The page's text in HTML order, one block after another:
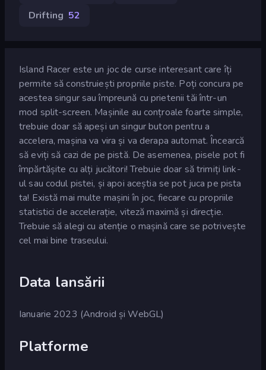
Drifting 52
Island Racer este un joc de curse interesant care îți
permite să construiești propriile piste. Poți concura pe
acestea singur sau împreună cu prietenii tăi într-un
mod split-screen. Mașinile au conțroale foarte simple,
trebuie doar să apeși un singur buton pentru a
accelera, mașina va vira și va derapa automat. Încearcă
să eviți să cazi de pe pistă. De asemenea, pisele pot fi
împărtășite cu alți jucători! Trebuie doar să trimiți link-
ul sau codul pistei, și apoi aceștia se pot juca pe pista
ta! Există mai multe mașini în joc, fiecare cu propriile
statistici de accelerație, viteză maximă și direcție.
Trebuie să alegi cu atenție o mașină care se potrivește
cel mai bine traseului.
Data lansării
Ianuarie 2023 (Android și WebGL)
Platforme